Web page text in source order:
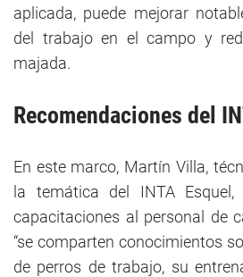
aplicada, puede mejorar
del trabajo en el campo y
majada.
Recomendaciones del
En este marco, Martín Villa,
la temática del INTA
capacitaciones al personal de
“se comparten conocimientos
de perros de trabajo, su